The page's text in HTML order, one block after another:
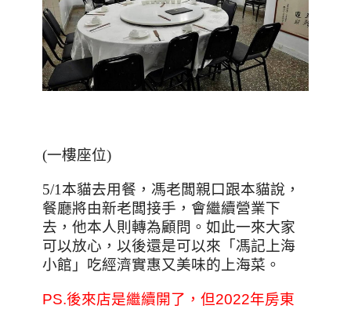
(一樓座位)
5/1本貓去用餐，馮老闆親口跟本貓說，
餐廳將由新老闆接手，會繼續營業下
去，他本人則轉為顧問。如此一來大家
可以放心，以後還是可以來「馮記上海
小館」吃經濟實惠又美味的上海菜。
PS.後來店是繼續開了，但2022年房東